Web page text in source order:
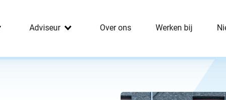
Adviseur Over ons Werken bij